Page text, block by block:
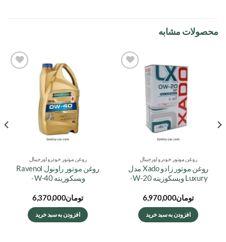
محصولات مشابه
روغن موتور خودرو اورجینال
روغن موتور زادو Xado مدل
Luxury ویسکوزیته ۰W-20
تومان6,970,000
افزودن به سبد خرید
روغن موتور خودرو اورجینال
روغن موتور راونول Ravenol
ویسکوزیته ۰W-40
تومان6,370,000
افزودن به سبد خرید